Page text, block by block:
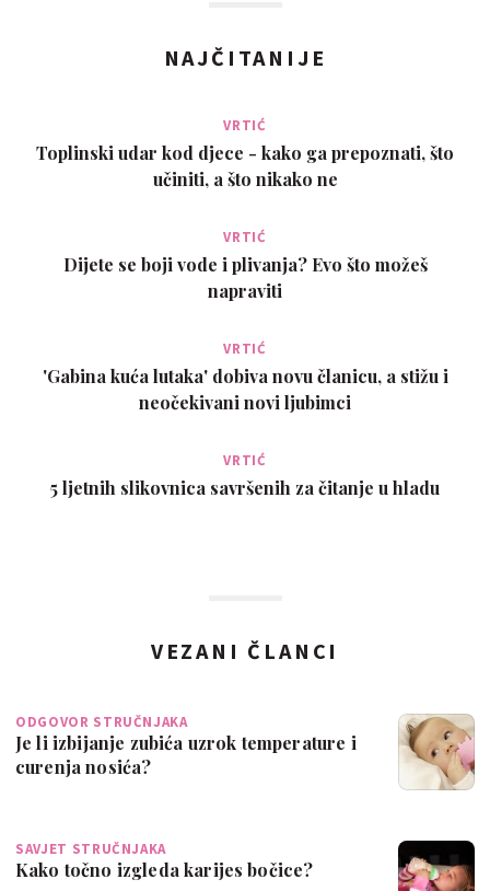
NAJČITANIJE
VRTIĆ
Toplinski udar kod djece - kako ga prepoznati, što
učiniti, a što nikako ne
VRTIĆ
Dijete se boji vode i plivanja? Evo što možeš
napraviti
VRTIĆ
'Gabina kuća lutaka' dobiva novu članicu, a stižu i
neočekivani novi ljubimci
VRTIĆ
5 ljetnih slikovnica savršenih za čitanje u hladu
VEZANI ČLANCI
ODGOVOR STRUČNJAKA
Je li izbijanje zubića uzrok temperature i
curenja nosića?
SAVJET STRUČNJAKA
Kako točno izgleda karijes bočice?